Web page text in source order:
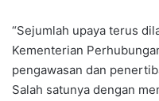
“Sejumlah upaya terus
Kementerian
pengawasan dan
Salah satunya dengan